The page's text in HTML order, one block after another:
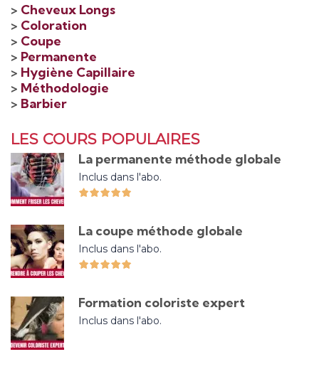
> Cheveux Longs
> Coloration
> Coupe
> Permanente
> Hygiène Capillaire
> Méthodologie
> Barbier
LES COURS POPULAIRES
La permanente méthode globale
Inclus dans l'abo.
La coupe méthode globale
Inclus dans l'abo.
Formation coloriste expert
Inclus dans l'abo.